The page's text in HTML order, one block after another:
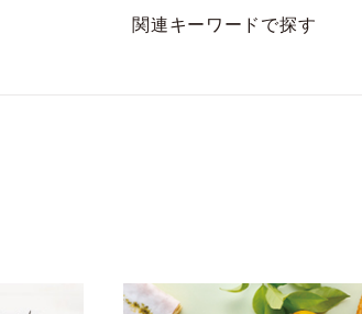
が一番風味が良くて美
サイズもあるようなの
関連キーワードで探す